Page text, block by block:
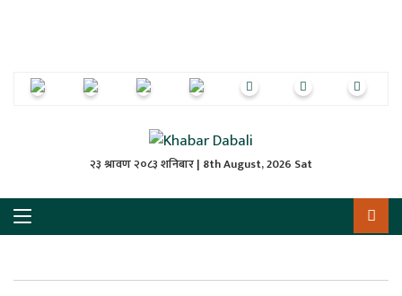
२३ श्रावण २०८३ शनिबार | 8th August, 2026 Sat